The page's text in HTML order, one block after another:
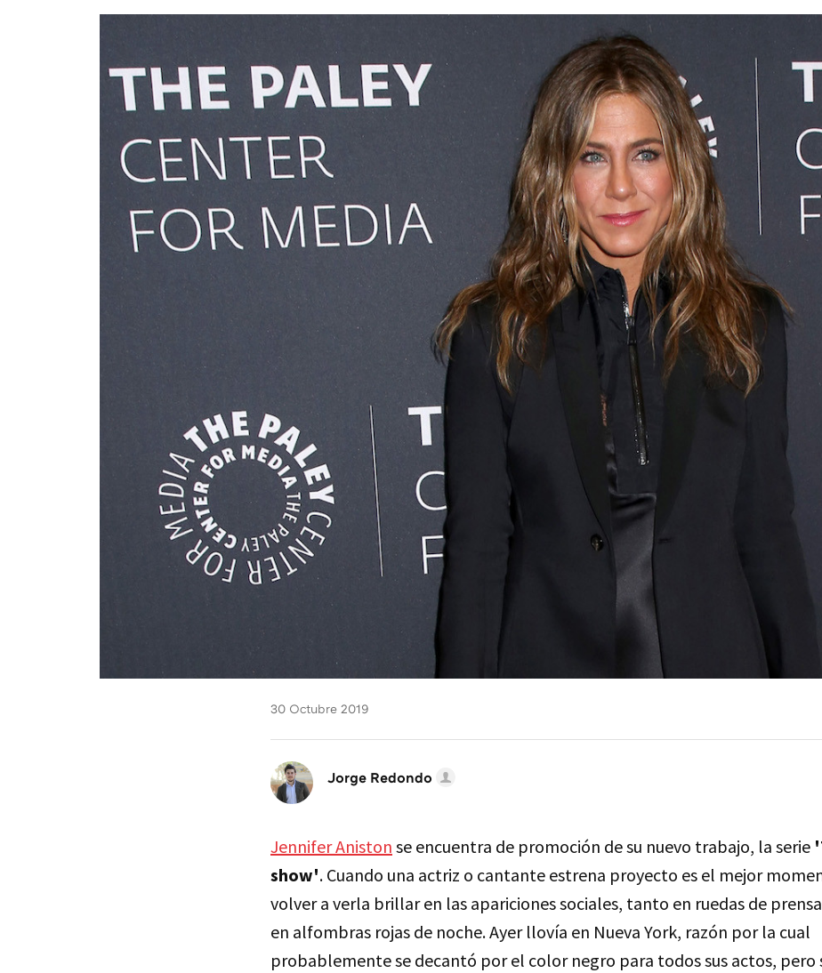
30 Octubre 2019
Jorge Redondo
Jennifer Aniston se encuentra de promoción de su nuevo trabajo, la serie
show'. Cuando una actriz o cantante estrena proyecto es el mejor
volver a verla brillar en las apariciones sociales, tanto en ruedas de
en alfombras rojas de noche. Ayer llovía en Nueva York, razón por la cual
probablemente se decantó por el color negro para todos sus actos, pero